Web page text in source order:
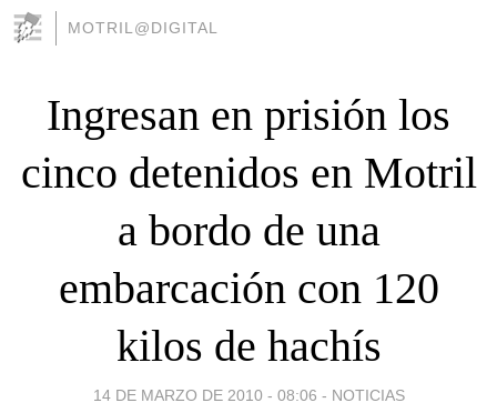
MOTRIL@DIGITAL
Ingresan en prisión los
cinco detenidos en Motril
a bordo de una
embarcación con 120
kilos de hachís
14 DE MARZO DE 2010 - 08:06 - NOTICIAS